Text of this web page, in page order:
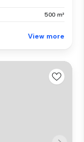
500 m²
View more